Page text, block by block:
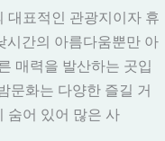
대표적인 관광지이자 휴
시간의 아름다움뿐만 아
매력을 발산하는 곳입
문화는 다양한 즐길 거
숨어 있어 많은 사